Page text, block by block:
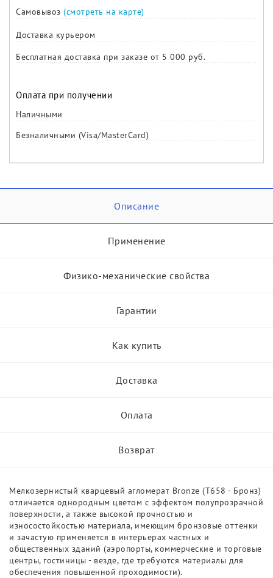
Самовывоз (смотреть на карте)
Доставка курьером
Бесплатная доставка при заказе от 5 000 руб.
Оплата при получении
Наличными
Безналичными (Visa/MasterCard)
Описание
Применение
Физико-механические свойства
Гарантии
Как купить
Доставка
Оплата
Возврат
Мелкозернистый кварцевый агломерат Bronze (T658 - Бронз)
отличается однородным цветом с эффектом полупрозрачной
поверхности, а также высокой прочностью и
износостойкостью материала, имеющим бронзовые оттенки
и зачастую применяется в интерьерах частных и
общественных зданий (аэропорты, коммерческие и торговые
центры, гостиницы - везде, где требуются материалы для
обеспечения повышенной проходимости).